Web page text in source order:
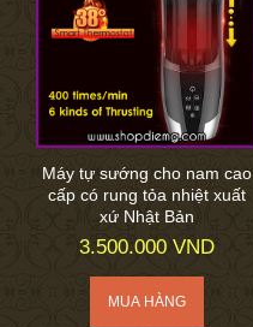
Máy tự sướng cho nam cao
cấp có rung tỏa nhiệt xuất
xứ Nhật Bản
3.500.000 VND